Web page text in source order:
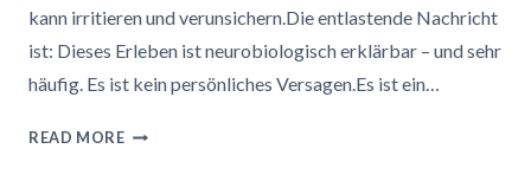
kann irritieren und verunsichern.Die entlastende Nachricht
ist: Dieses Erleben ist neurobiologisch erklärbar – und sehr
häufig. Es ist kein persönliches Versagen.Es ist ein…
READ MOREMEHR